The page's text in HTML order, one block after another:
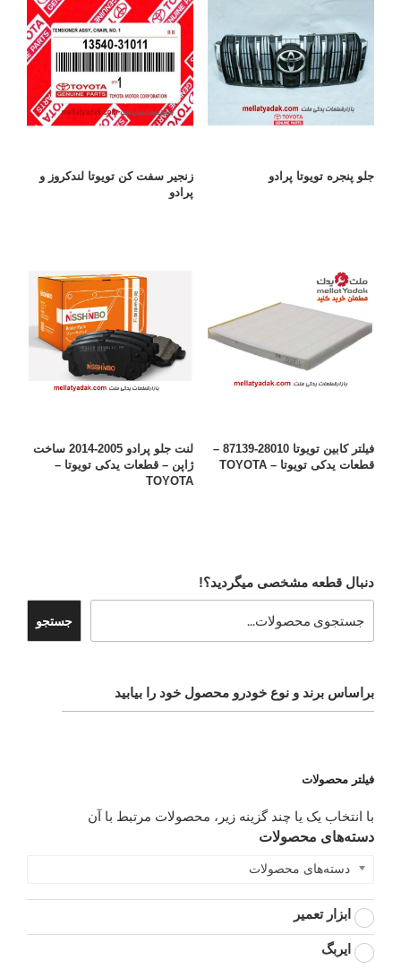
جلو پنجره تویوتا پرادو
زنجیر سفت کن تویوتا لندکروز و
پرادو
فیلتر کابین تویوتا 28010-87139 –
قطعات یدکی تویوتا – TOYOTA
لنت جلو پرادو 2005-2014 ساخت
ژاپن – قطعات یدکی تویوتا –
TOYOTA
دنبال قطعه مشخصی میگردید؟!
جستجو
براساس برند و نوع خودرو محصول خود را بیابید
فیلتر محصولات
با انتخاب یک یا چند گزینه زیر، محصولات مرتبط با آن
دسته‌های محصولات
دسته‌های محصولات
ابزار تعمیر
ایربگ